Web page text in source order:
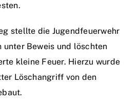
stellte die Jugendfeuerwehr
unter Beweis und löschten
kleine Feuer. Hierzu wurde
Löschangriff von den